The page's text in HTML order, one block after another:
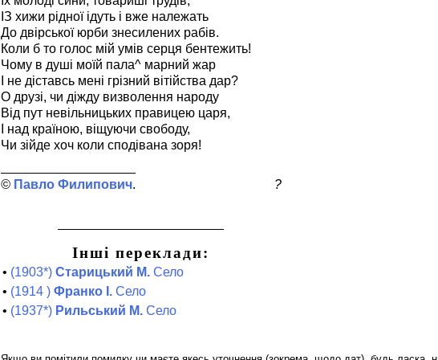
ІЗ хижи рідної ідуть і вже належать
До двірської юрби знесилених рабів.
Коли б то голос мій умів серця бентежить!
Чому в душі моїй пала^ марний жар
І не діставсь мені грізний вітійства дар?
О друзі, чи діжду визволення народу
Від пут невільницьких правицею царя,
І над країною, віщуючи свободу,
Чи зійде хоч коли сподівана зоря!
Павло Филипович ?
Інші переклади:
• (1903*) Старицький М.Село
• (1914 ) Франко І.Село
• (1937*) Рильський М.Село